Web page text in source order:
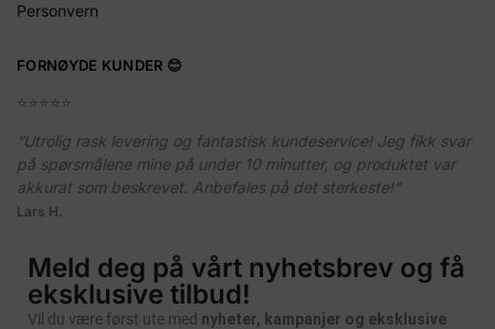
Personvern
FORNØYDE KUNDER 😊
⭐️⭐️⭐️⭐️⭐️
“Utrolig rask levering og fantastisk kundeservice! Jeg fikk svar
på spørsmålene mine på under 10 minutter, og produktet var
akkurat som beskrevet. Anbefales på det sterkeste!”
Lars H.
Meld deg på vårt nyhetsbrev og få
eksklusive tilbud!
Vil du være først ute med nyheter, kampanjer og eksklusive